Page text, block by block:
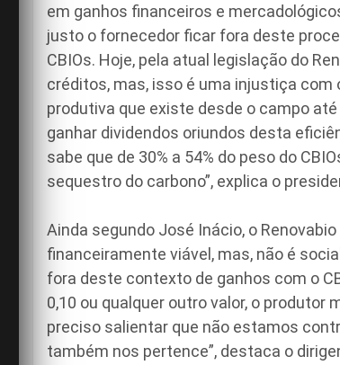
em ganhos financeiros e
justo o fornecedor ficar fora deste
CBIOs. Hoje, pela atual legislação do
créditos, mas, isso é uma injustiça
produtiva que existe desde o campo
ganhar dividendos oriundos desta
sabe que de 30% a 54% do peso do
sequestro do carbono”, explica o
Ainda segundo José Inácio, o
financeiramente viável, mas, não é
fora deste contexto de ganhos com o
0,10 ou qualquer outro valor, o produtor
preciso salientar que não estamos
também nos pertence”, destaca o